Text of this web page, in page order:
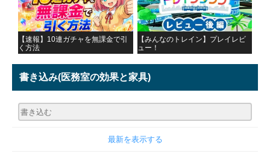
【速報】10連ガチャを無課金で引
く方法
【みんなのトレイン】プレイレビ
ュー！
書き込み(医務室の効果と家具)
最新を表示する